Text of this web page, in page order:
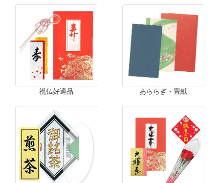
祝仏好適品 あららぎ・畳紙